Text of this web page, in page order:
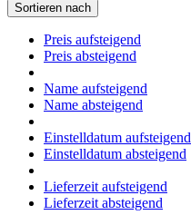
Sortieren nach
Preis aufsteigend
Preis absteigend
Name aufsteigend
Name absteigend
Einstelldatum aufsteigend
Einstelldatum absteigend
Lieferzeit aufsteigend
Lieferzeit absteigend